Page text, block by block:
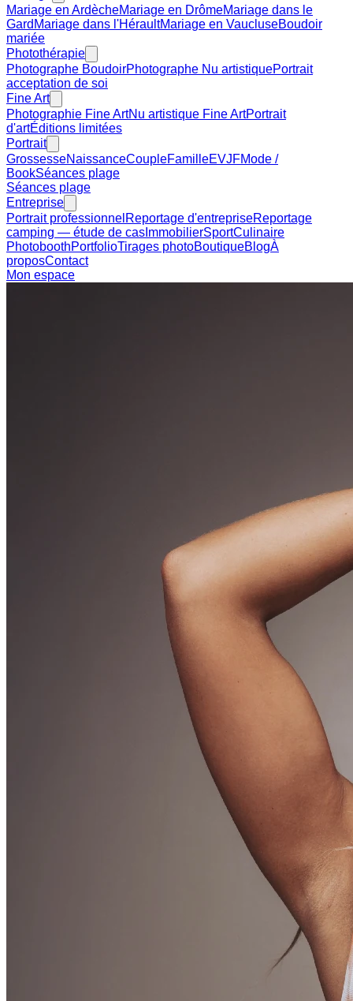
Mariage en ArdècheMariage en DrômeMariage dans le
Gard Mariage dans l'HéraultMariage en VaucluseBoudoir
mariée
Photothérapie
Photographe BoudoirPhotographe Nu artistiquePortrait
acceptation de soi
Fine Art
Photographie Fine ArtNu artistique Fine ArtPortrait
d'artÉditions limitées
Portrait
GrossesseNaissanceCoupleFamilleEVJFMode /
BookSéances plage
Séances plage
Entreprise
Portrait professionnel Reportage d'entrepriseReportage
camping — étude de cas ImmobilierSportCulinaire
PhotoboothPortfolioTirages photoBoutiqueBlogÀ
proposContact
Mon espace